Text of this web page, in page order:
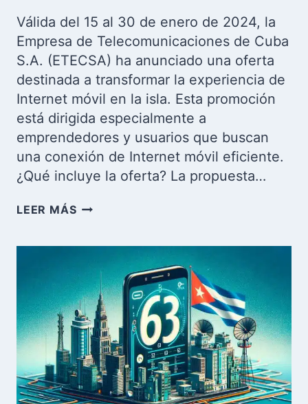
Válida del 15 al 30 de enero de 2024, la
Empresa de Telecomunicaciones de Cuba
S.A. (ETECSA) ha anunciado una oferta
destinada a transformar la experiencia de
Internet móvil en la isla. Esta promoción
está dirigida especialmente a
emprendedores y usuarios que buscan
una conexión de Internet móvil eficiente.
¿Qué incluye la oferta? La propuesta…
LEER MÁSETECSA
PARA
EMPRENDEDORES:
MÓDEM
+
USIM
DE
DATOS
CON
100GB